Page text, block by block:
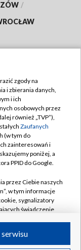
/
zgody na
i zbierania danych,
i ich
osobowych przez
również „TVP”),
Zaufanych
(w tym do
zainteresowań i
poniżej, a
PPID do Google.
przez Ciebie naszych
w tym informacje
sygnalizatory
świadczenie